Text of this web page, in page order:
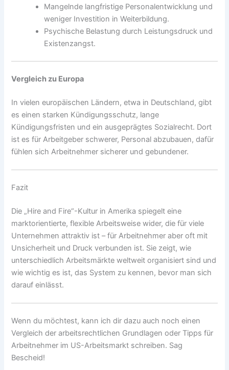
Mangelnde langfristige Personalentwicklung und
weniger Investition in Weiterbildung.
Psychische Belastung durch Leistungsdruck und
Existenzangst.
Vergleich zu Europa
In vielen europäischen Ländern, etwa in Deutschland, gibt
es einen starken Kündigungsschutz, lange
Kündigungsfristen und ein ausgeprägtes Sozialrecht. Dort
ist es für Arbeitgeber schwerer, Personal abzubauen, dafür
fühlen sich Arbeitnehmer sicherer und gebundener.
Fazit
Die „Hire and Fire“-Kultur in Amerika spiegelt eine
marktorientierte, flexible Arbeitsweise wider, die für viele
Unternehmen attraktiv ist – für Arbeitnehmer aber oft mit
Unsicherheit und Druck verbunden ist. Sie zeigt, wie
unterschiedlich Arbeitsmärkte weltweit organisiert sind und
wie wichtig es ist, das System zu kennen, bevor man sich
darauf einlässt.
Wenn du möchtest, kann ich dir dazu auch noch einen
Vergleich der arbeitsrechtlichen Grundlagen oder Tipps für
Arbeitnehmer im US-Arbeitsmarkt schreiben. Sag
Bescheid!